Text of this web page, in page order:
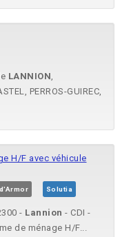
LANNION,
PERROS-GUIREC,
H/F avec véhicule
Solutia
- Lannion - CDI -
de ménage H/F...